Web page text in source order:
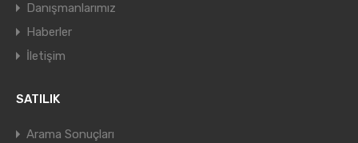
Danışmanlarımız
Haberler
İletişim
SATILIK
Arama Sonuçları